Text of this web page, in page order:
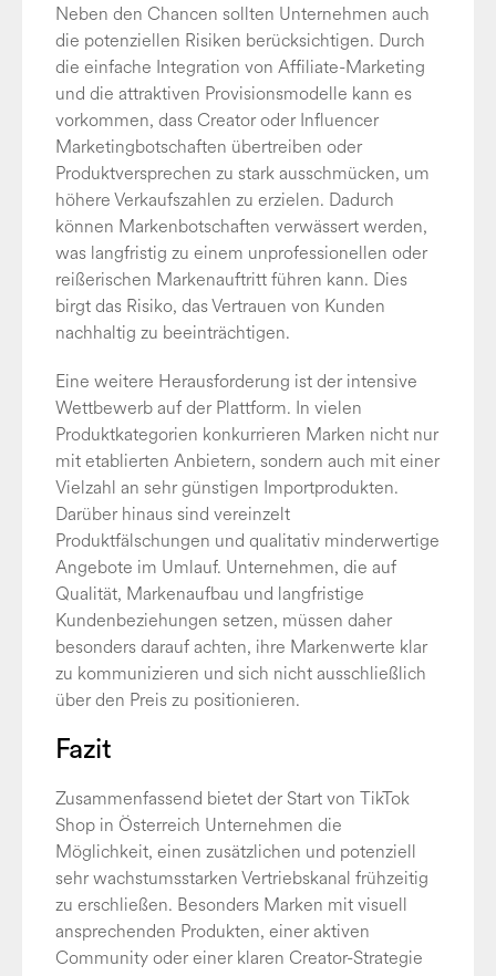
Neben den Chancen sollten Unternehmen auch
die potenziellen Risiken berücksichtigen. Durch
die einfache Integration von Affiliate-Marketing
und die attraktiven Provisionsmodelle kann es
vorkommen, dass Creator oder Influencer
Marketingbotschaften übertreiben oder
Produktversprechen zu stark ausschmücken, um
höhere Verkaufszahlen zu erzielen. Dadurch
können Markenbotschaften verwässert werden,
was langfristig zu einem unprofessionellen oder
reißerischen Markenauftritt führen kann. Dies
birgt das Risiko, das Vertrauen von Kunden
nachhaltig zu beeinträchtigen.
Eine weitere Herausforderung ist der intensive
Wettbewerb auf der Plattform. In vielen
Produktkategorien konkurrieren Marken nicht nur
mit etablierten Anbietern, sondern auch mit einer
Vielzahl an sehr günstigen Importprodukten.
Darüber hinaus sind vereinzelt
Produktfälschungen und qualitativ minderwertige
Angebote im Umlauf. Unternehmen, die auf
Qualität, Markenaufbau und langfristige
Kundenbeziehungen setzen, müssen daher
besonders darauf achten, ihre Markenwerte klar
zu kommunizieren und sich nicht ausschließlich
über den Preis zu positionieren.
Fazit
Zusammenfassend bietet der Start von TikTok
Shop in Österreich Unternehmen die
Möglichkeit, einen zusätzlichen und potenziell
sehr wachstumsstarken Vertriebskanal frühzeitig
zu erschließen. Besonders Marken mit visuell
ansprechenden Produkten, einer aktiven
Community oder einer klaren Creator-Strategie